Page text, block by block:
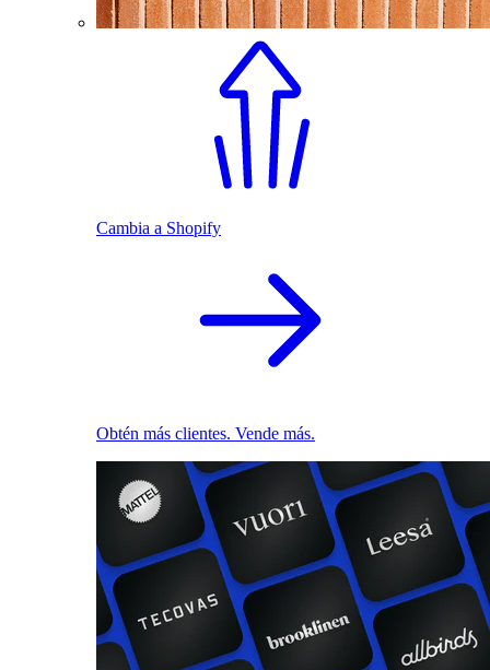
Cambia a Shopify
Obtén más clientes. Vende más.